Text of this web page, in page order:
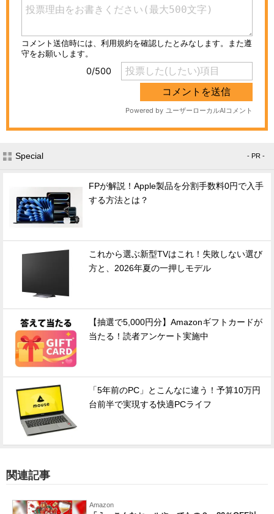
Special - PR -
FPが解説！Apple製品を分割手数料0円で入手
する方法とは？
これから選ぶ新型TVはこれ！失敗しない選び
方と、2026年夏の一押しモデル
【抽選で5,000円分】Amazonギフトカードが
当たる！読者アンケート実施中
「5年前のPC」とこんなに違う！予算10万円
台前半で実現する快適PCライフ
関連記事
Amazon